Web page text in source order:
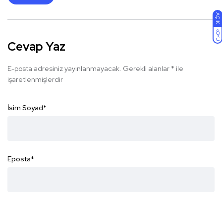
AÇIK
KOYU
Cevap Yaz
E-posta adresiniz yayınlanmayacak. Gerekli alanlar * ile
işaretlenmişlerdir
İsim Soyad*
Eposta*